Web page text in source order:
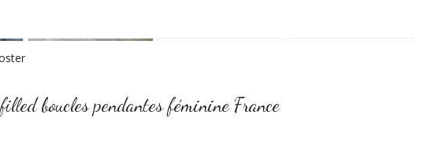
boucles pendantes féminine France